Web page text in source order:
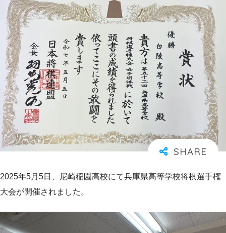
2025年5月5日、尼崎稲園高校にて兵庫県高等学校将棋選手権
大会が開催されました。